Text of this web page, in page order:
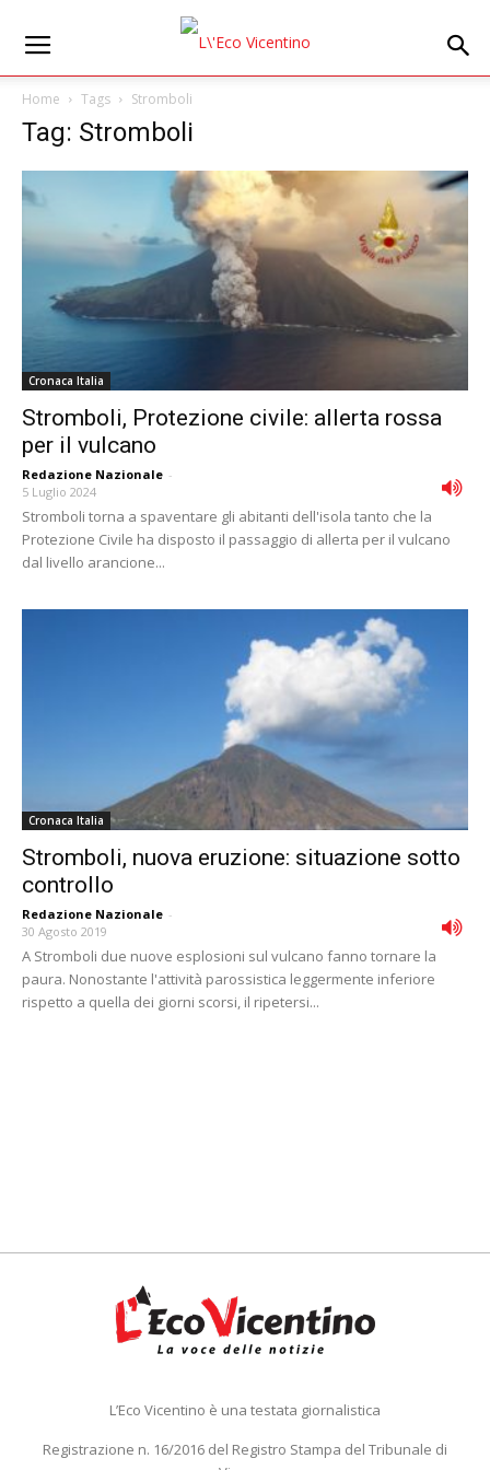
Home Tags Stromboli
Tag: Stromboli
Cronaca Italia
Stromboli, Protezione civile: allerta rossa
per il vulcano
Redazione Nazionale -
5 Luglio 2024
Stromboli torna a spaventare gli abitanti dell'isola tanto che la
Protezione Civile ha disposto il passaggio di allerta per il vulcano
dal livello arancione...
Cronaca Italia
Stromboli, nuova eruzione: situazione sotto
controllo
Redazione Nazionale -
30 Agosto 2019
A Stromboli due nuove esplosioni sul vulcano fanno tornare la
paura. Nonostante l'attività parossistica leggermente inferiore
rispetto a quella dei giorni scorsi, il ripetersi...
L’Eco Vicentino è una testata giornalistica
Registrazione n. 16/2016 del Registro Stampa del Tribunale di